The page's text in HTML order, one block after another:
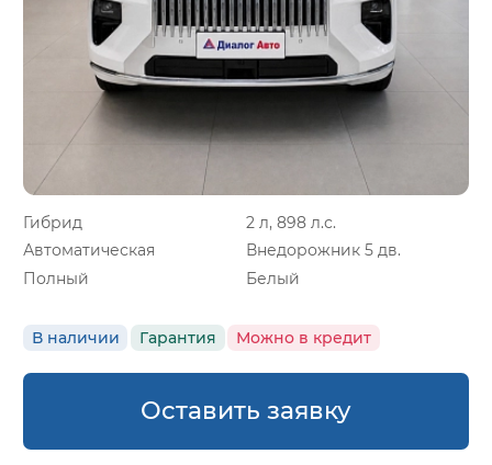
Гибрид
2 л, 898 л.с.
Автоматическая
Внедорожник 5 дв.
Полный
Белый
В наличии Гарантия Можно в кредит
Оставить заявку